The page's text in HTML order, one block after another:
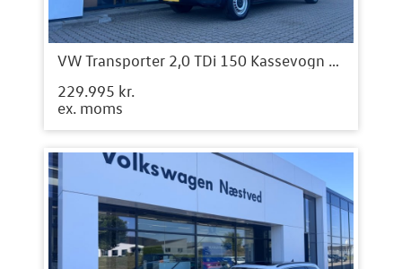
VW Transporter 2,0 TDi 150 Kassevogn DSG 4Motion lang
229.995 kr.
ex. moms